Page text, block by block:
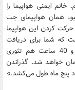
ایمنی هواپیما را
همان هواپیمای جت
کردن این هواپیما
که شما برای دریافت
مجوز پرواز باید 50 ساعت آموزش پرواز ببینید و 40 ساعت هم تئوری
چیزی حدود 13 میلیون تومان خواهد شد. گذراندن
پنج ماه طول می‌کشد.»